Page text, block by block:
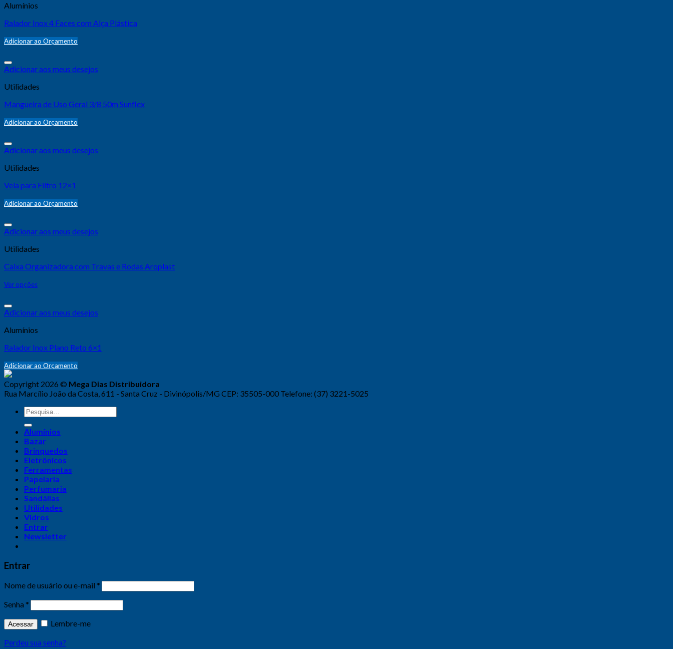
Alumínios
Ralador Inox 4 Faces com Alça Plástica
Adicionar ao Orçamento
Adicionar aos meus desejos
Utilidades
Mangueira de Uso Geral 3/8 50m Sunflex
Adicionar ao Orçamento
Adicionar aos meus desejos
Utilidades
Vela para Filtro 12×1
Adicionar ao Orçamento
Adicionar aos meus desejos
Utilidades
Caixa Organizadora com Travas e Rodas Arqplast
Ver opções
Adicionar aos meus desejos
Alumínios
Ralador Inox Plano Reto 6×1
Adicionar ao Orçamento
Copyright 2026 © Mega Dias Distribuidora
Rua Marcílio João da Costa, 611 - Santa Cruz - Divinópolis/MG CEP: 35505-000 Telefone: (37) 3221-5025
Alumínios
Bazar
Brinquedos
Eletrônicos
Ferramentas
Papelaria
Perfumaria
Sandálias
Utilidades
Vidros
Entrar
Newsletter
Entrar
Nome de usuário ou e-mail *
Senha *
Acessar
Lembre-me
Perdeu sua senha?